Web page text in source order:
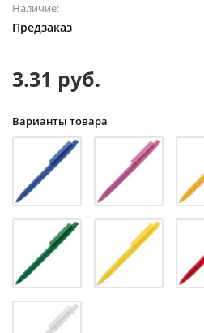
Наличие:
Предзаказ
3.31 руб.
Варианты товара